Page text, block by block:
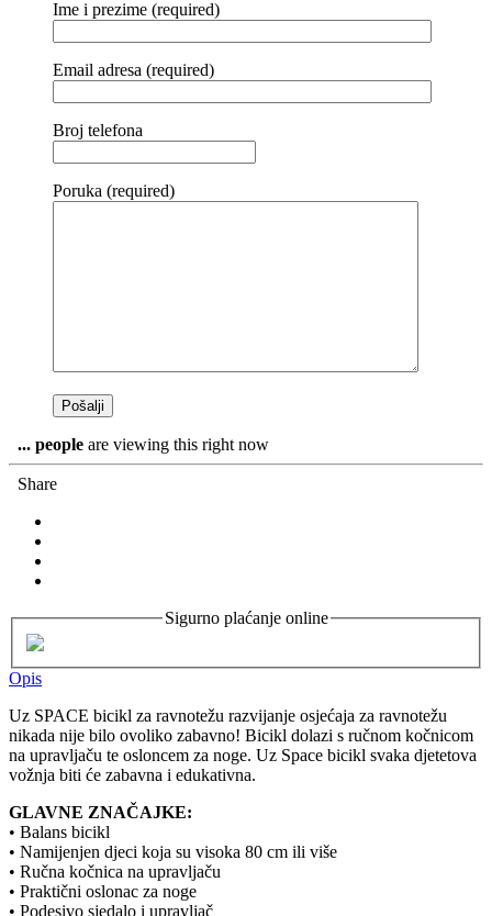
Ime i prezime (required)
Email adresa (required)
Broj telefona
Poruka (required)
... people are viewing this right now
Share
Sigurno plaćanje online
Opis
Uz SPACE bicikl za ravnotežu razvijanje osjećaja za ravnotežu
nikada nije bilo ovoliko zabavno! Bicikl dolazi s ručnom kočnicom
na upravljaču te osloncem za noge. Uz Space bicikl svaka djetetova
vožnja biti će zabavna i edukativna.
GLAVNE ZNAČAJKE:
• Balans bicikl
• Namijenjen djeci koja su visoka 80 cm ili više
• Ručna kočnica na upravljaču
• Praktični oslonac za noge
• Podesivo sjedalo i upravljač